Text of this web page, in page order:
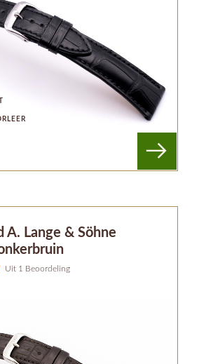
A. Lange & Söhne
Uit 1 Beoordeling